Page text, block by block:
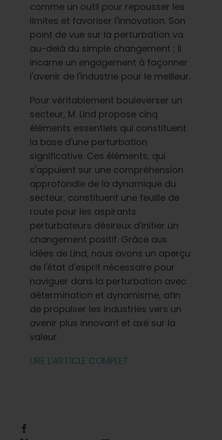
comme un outil pour repousser les
limites et favoriser l'innovation. Son
point de vue sur la perturbation va
au-delà du simple changement ; il
incarne un engagement à façonner
l'avenir de l'industrie pour le meilleur.
Pour véritablement bouleverser un
secteur, M. Lind propose cinq
éléments essentiels qui constituent
la base d'une perturbation
significative. Ces éléments, qui
s'appuient sur une compréhension
approfondie de la dynamique du
secteur, constituent une feuille de
route pour les aspirants
perturbateurs désireux d'initier un
changement positif. Grâce aux
idées de Lind, nous avons un aperçu
de l'état d'esprit nécessaire pour
naviguer dans la perturbation avec
détermination et dynamisme, afin
de propulser les industries vers un
avenir plus innovant et axé sur la
valeur.
LIRE L'ARTICLE COMPLET